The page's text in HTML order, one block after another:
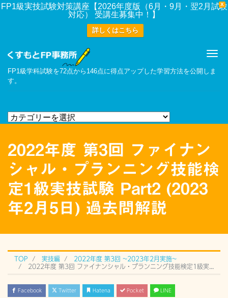
X
FP1級実技試験対策講座【2026年度版（6月・9月・翌2月試験
対応） 受講生募集中！】
詳しくはこちら
FP1級学科試験を72点から146点に得点アップした学習方法を公開しま
す。
2022年度 第3回 ファイナン
シャル・プランニング技能検
定1級実技試験 Part2 (2023
年2月5日) 過去問解説
TOP 実技編
2022年度 第3回 ~2023年2月実施~
Facebook Twitter Hatena Pocket LINE